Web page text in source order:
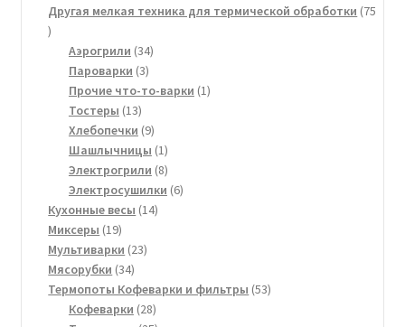
товаров
Другая мелкая техника для термической обработки 75
75
товаров
Аэрогрили 3434
Пароварки 33
товара
Прочие что-то-варки 11
Тостеры 1313
товаров
Хлебопечки 99
товаров
Шашлычницы 11
товар
Электрогрили 88
товаров
Электросушилки 66
Кухонные весы 1414
Миксеры 1919
товаров
Мультиварки 2323
Мясорубки 3434
товара
Термопоты Кофеварки и фильтры 5353
Кофеварки 2828